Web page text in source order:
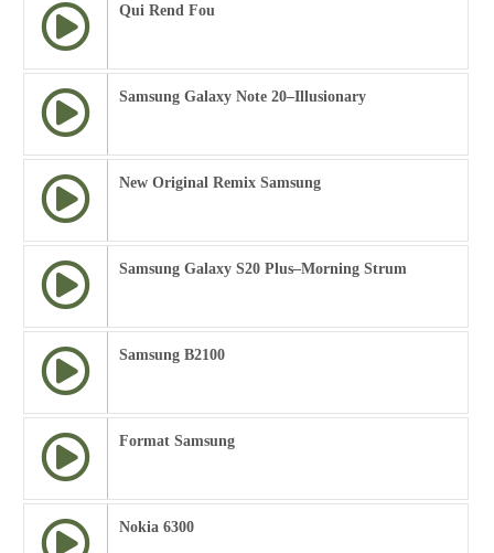
Qui Rend Fou
Samsung Galaxy Note 20–Illusionary
New Original Remix Samsung
Samsung Galaxy S20 Plus–Morning Strum
Samsung B2100
Format Samsung
Nokia 6300